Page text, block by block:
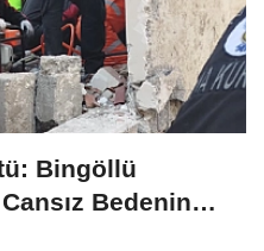
Bingöllü
Bedenine